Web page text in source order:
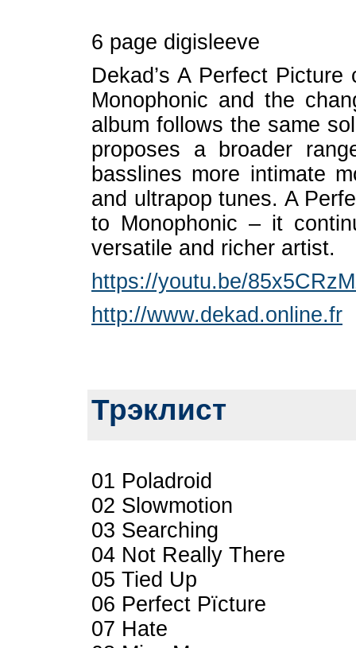
6 page digisleeve
Dekad’s A Perfect
Monophonic and the
album follows the same
proposes a broader
basslines more intimate
and ultrapop tunes. A
to Monophonic – it
versatile and richer artist.
https://youtu.be/
http://www.dekad.online.fr
Трэклист
01 Poladroid
02 Slowmotion
03 Searching
04 Not Really There
05 Tied Up
06 Perfect Pïcture
07 Hate